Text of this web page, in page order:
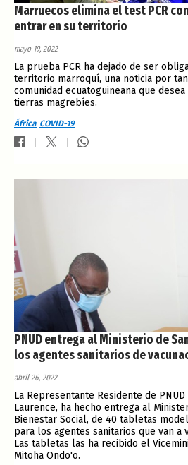
Marruecos elimina el test PCR
entrar en su territorio
mayo 19, 2022
La prueba PCR ha dejado de ser
territorio marroquí, una noticia por
comunidad ecuatoguineana que
tierras magrebíes.
África COVID-19
PNUD entrega al Ministerio de
los agentes sanitarios de
abril 26, 2022
La Representante Residente de
Laurence, ha hecho entrega al
Bienestar Social, de 40 tabletas
para los agentes sanitarios que van a
Las tabletas las ha recibido el
Mitoha Ondo'o.